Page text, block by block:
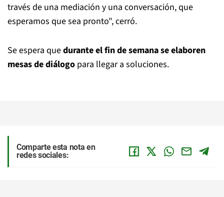
través de una mediación y una conversación, que
esperamos que sea pronto", cerró.
Se espera quedurante el fin de semana se elaboren
mesas de diálogo para llegar a soluciones.
Comparte esta nota en
redes sociales: